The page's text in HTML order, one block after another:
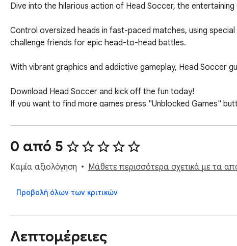
Dive into the hilarious action of Head Soccer, the
Control oversized heads in fast-paced matches, using
challenge friends for epic head-to-head battles.
With vibrant graphics and addictive gameplay, Head Soccer
Download Head Soccer and kick off the fun today!
If you want to find more games press "Unblocked Games"
0 από 5
Καμία αξιολόγηση Μάθετε περισσότερα σχετικά με τα
Προβολή όλων των κριτικών
Λεπτομέρειες